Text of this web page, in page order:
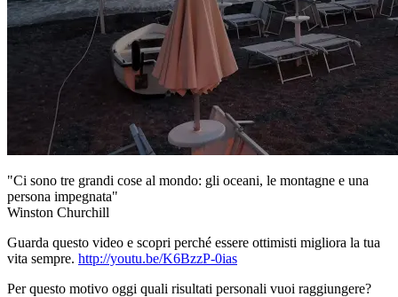
"Ci sono tre grandi cose al mondo: gli oceani, le montagne e una
persona impegnata"
Winston Churchill
Guarda questo video e scopri perché essere ottimisti migliora la tua
vita sempre. http://youtu.be/K6BzzP-0ias
Per questo motivo oggi quali risultati personali vuoi raggiungere?